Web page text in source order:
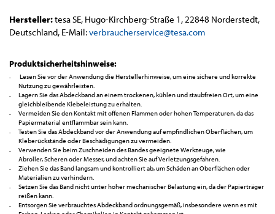
Hersteller:tesa SE, Hugo-Kirchberg-Straße 1, 22848 Norderstedt,
Deutschland, E-Mail:verbraucherservice@tesa.com
Produktsicherheitshinweise:
Lesen Sie vor der Anwendung die Herstellerhinweise, um eine sichere und korrekte
Nutzung zu gewährleisten.
Lagern Sie das Abdeckband an einem trockenen, kühlen und staubfreien Ort, um eine
gleichbleibende Klebeleistung zu erhalten.
Vermeiden Sie den Kontakt mit offenen Flammen oder hohen Temperaturen, da das
Papiermaterial entflammbar sein kann.
Testen Sie das Abdeckband vor der Anwendung auf empfindlichen Oberflächen, um
Kleberückstände oder Beschädigungen zu vermeiden.
Verwenden Sie beim Zuschneiden des Bandes geeignete Werkzeuge, wie
Abroller, Scheren oder Messer, und achten Sie auf Verletzungsgefahren.
Ziehen Sie das Band langsam und kontrolliert ab, um Schäden an Oberflächen oder
Materialien zu verhindern.
Setzen Sie das Band nicht unter hoher mechanischer Belastung ein, da der Papierträger
reißen kann.
Entsorgen Sie verbrauchtes Abdeckband ordnungsgemäß, insbesondere wenn es mit